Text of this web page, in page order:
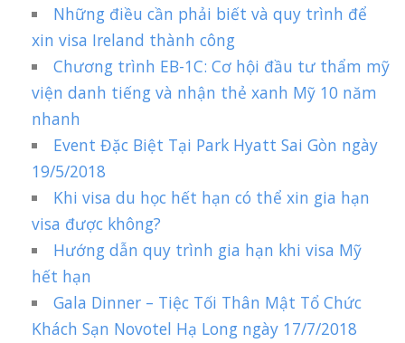
Những điều cần phải biết và quy trình để
xin visa Ireland thành công
Chương trình EB-1C: Cơ hội đầu tư thẩm mỹ
viện danh tiếng và nhận thẻ xanh Mỹ 10 năm
nhanh
Event Đặc Biệt Tại Park Hyatt Sai Gòn ngày
19/5/2018
Khi visa du học hết hạn có thể xin gia hạn
visa được không?
Hướng dẫn quy trình gia hạn khi visa Mỹ
hết hạn
Gala Dinner – Tiệc Tối Thân Mật Tổ Chức
Khách Sạn Novotel Hạ Long ngày 17/7/2018